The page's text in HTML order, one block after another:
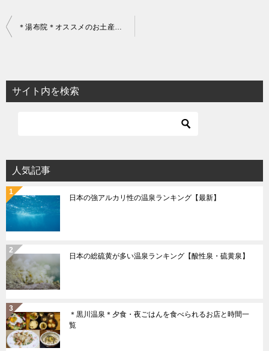
投
ビ
ゲ
ョ
ン
＊湯布院＊オススメのお土産コレクション
サイト内を検索
人気記事
日本の強アルカリ性の温泉ランキング【最新】
日本の総硫黄が多い温泉ランキング【酸性泉・硫黄泉】
＊黒川温泉＊夕食・夜ごはんを食べられるお店と時間一
覧